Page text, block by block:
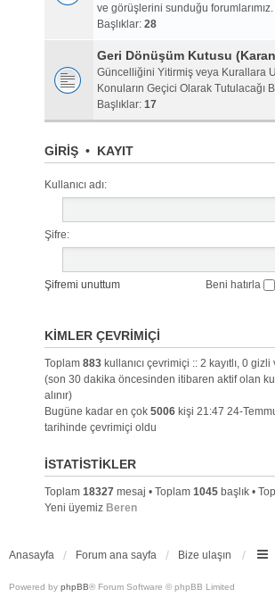
ve görüşlerini sunduğu forumlarımız.
Başlıklar: 28
Geri Dönüşüm Kutusu
Güncelliğini Yitirmiş veya Kurallara
Konuların Geçici Olarak Tutulacağı
Başlıklar: 17
GIRIŞ• KAYIT
Kullanıcı adı:
Şifre:
Şifremi unuttum Beni hatırla
KIMLER ÇEVRIMIÇI
Toplam 883kullanıcı çevrimiçi :: 2 kayıtlı, 0
(son 30 dakika öncesinden itibaren aktif olan
alınır)
Bugüne kadar en çok 5006kişi 21:47 24-
tarihinde çevrimiçi oldu
İSTATISTIKLER
Toplam 18327mesaj • Toplam 1045başlık •
Yeni üyemiz Beren
Anasayfa Forum ana sayfa Bize ulaşın
Powered by phpBB® Forum Software © phpBB Limited